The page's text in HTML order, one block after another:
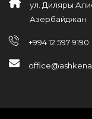
ул. Диляры
Азербайджан
+994 12 597 9190